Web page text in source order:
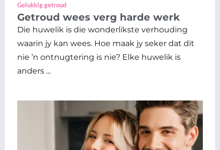
Gelukkig getroud
Getroud wees verg harde werk
Die huwelik is die wonderlikste verhouding
waarin jy kan wees. Hoe maak jy seker dat dit
nie ’n ontnugtering is nie? Elke huwelik is
anders ...